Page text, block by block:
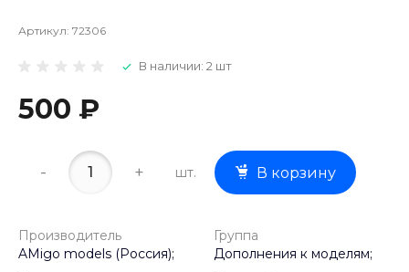
Артикул: 72306
В наличии: 2 шт
500 ₽
- + шт. В корзину
Производитель
AMigo models (Россия);
Группа
Дополнения к моделям;